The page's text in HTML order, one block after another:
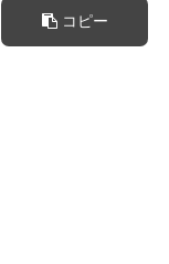
コピー